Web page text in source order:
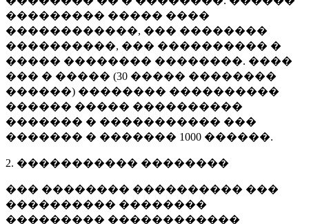
��������� ����� ����
������������, ��� ��������
����������, ��� ���������� �
����� �������� ��������. ����
��� � ����� (30 ����� ��������
������) �������� ����������
������ ����� ����������
������� � ����������� ���
������� � ������� 1000 ������.
2. ����������� ��������
��� �������� ���������� ���
���������� ��������
��������� ������������